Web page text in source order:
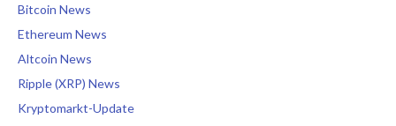
Bitcoin News
Ethereum News
Altcoin News
Ripple (XRP) News
Kryptomarkt-Update